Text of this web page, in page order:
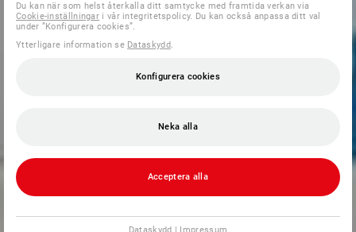
Du kan när som helst återkalla ditt samtycke med framtida verkan via
Cookie-inställningar i vår integritetspolicy. Du kan också anpassa ditt val
under ”Konfigurera cookies”.
Ytterligare information se Dataskydd.
Konfigurera cookies
Neka alla
Acceptera alla